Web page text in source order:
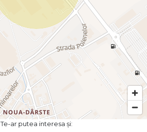
Te-ar putea interesa și: